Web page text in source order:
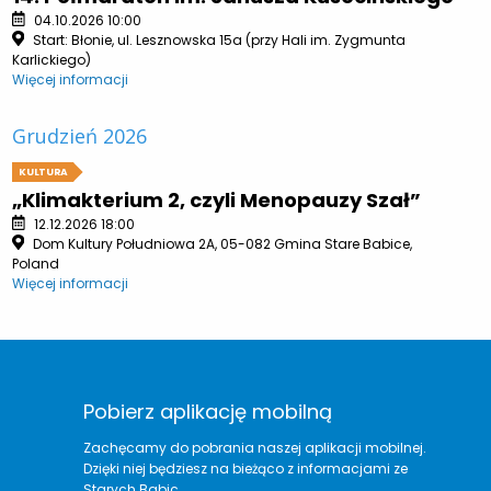
04.10.2026 10:00
Start: Błonie, ul. Lesznowska 15a (przy Hali im. Zygmunta
Karlickiego)
Więcej informacji
Grudzień 2026
KULTURA
„Klimakterium 2, czyli Menopauzy Szał”
12.12.2026 18:00
Dom Kultury Południowa 2A, 05-082 Gmina Stare Babice,
Poland
Więcej informacji
Pobierz aplikację mobilną
Zachęcamy do pobrania naszej aplikacji mobilnej.
Dzięki niej będziesz na bieżąco z informacjami ze